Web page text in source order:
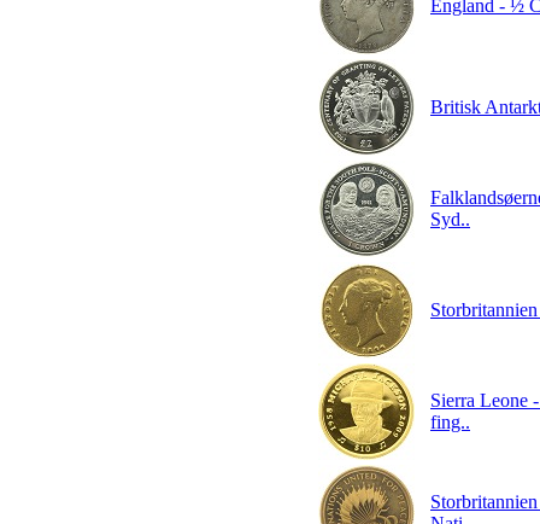
England - ½
Britisk
Syd..
Sierra Leone
fing..